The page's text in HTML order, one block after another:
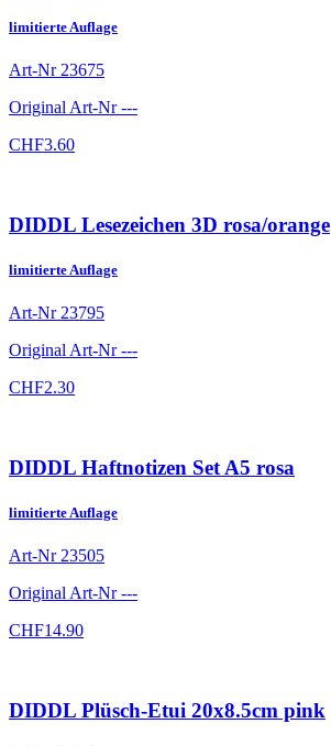
limitierte Auflage
Art-Nr 23675
Original Art-Nr---
CHF3.60
DIDDL Lesezeichen 3D rosa/orange
limitierte Auflage
Art-Nr 23795
Original Art-Nr---
CHF2.30
DIDDL Haftnotizen Set A5 rosa
limitierte Auflage
Art-Nr23505
Original Art-Nr---
CHF14.90
DIDDL Plüsch-Etui 20x8.5cm pink